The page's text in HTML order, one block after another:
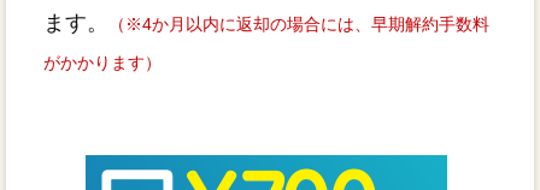
ます。
（※4か月以内に返却の場合には、早期解約手数料
がかかります）